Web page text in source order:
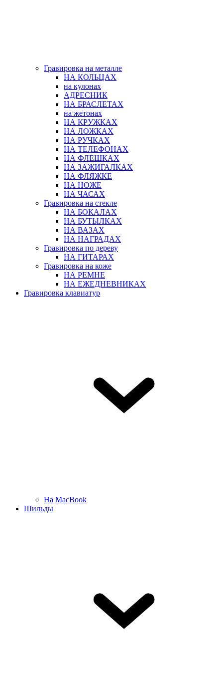
Гравировка на металле
НА КОЛЬЦАХ
на кулонах
АДРЕСНИК
НА БРАСЛЕТАХ
на жетонах
НА КРУЖКАХ
НА ЛОЖКАХ
НА РУЧКАХ
НА ТЕЛЕФОНАХ
НА ФЛЕШКАХ
НА ЗАЖИГАЛКАХ
НА ФЛЯЖКЕ
НА НОЖЕ
НА ЧАСАХ
Гравировка на стекле
НА БОКАЛАХ
НА БУТЫЛКАХ
НА ВАЗАХ
НА НАГРАДАХ
Гравировка по дереву
НА ГИТАРАХ
Гравировка на коже
НА РЕМНЕ
НА ЕЖЕДНЕВНИКАХ
Гравировка клавиатур
На MacBook
Шильды